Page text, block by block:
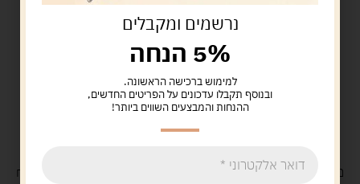
משלוח חינםבקנייה מעל 329 ש"ח
נרשמים ומקבלים
5% הנחה
למימוש ברכישה הראשונה.
ובנוסף תקבלו עדכונים על הפריטים החדשים,
ההנחות והמבצעים השווים ביותר!